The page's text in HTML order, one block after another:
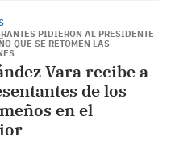
PIDIERON AL PRESIDENTE
QUE SE RETOMEN LAS
Vara recibe a
de los
en el